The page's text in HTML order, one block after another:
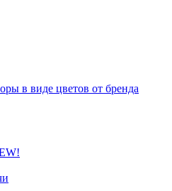
в виде цветов от бренда